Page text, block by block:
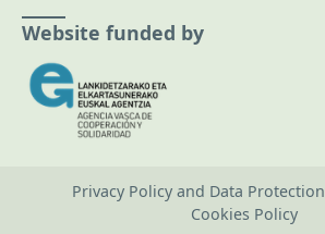
Website funded by
Privacy Policy and Data Protection
Cookies Policy